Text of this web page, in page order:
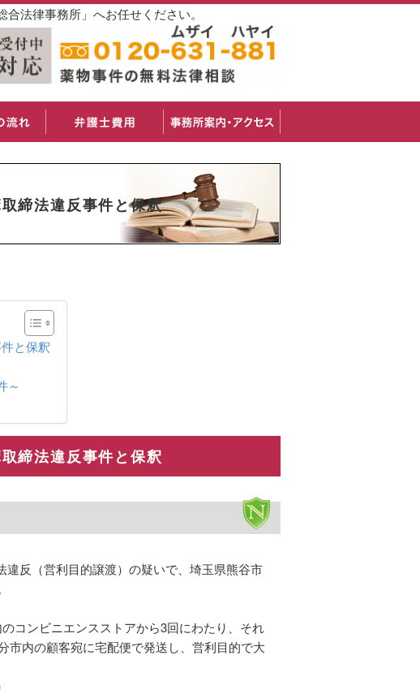
法律事務所」へお任せください。
締法違反事件と保釈
と保釈
～
締法違反事件と保釈
反（営利目的譲渡）の疑いで、埼玉県熊谷市
コンビニエンスストアから3回にわたり、それ
市内の顧客宛に宅配便で発送し、営利目的で大